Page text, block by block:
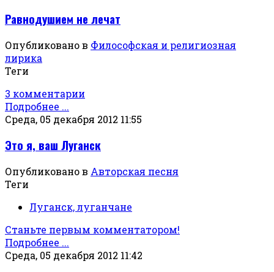
Равнодушием не лечат
Опубликовано в Философская и религиозная
лирика
Теги
3 комментарии
Подробнее ...
Среда, 05 декабря 2012 11:55
Это я, ваш Луганск
Опубликовано в Авторская песня
Теги
Луганск, луганчане
Станьте первым комментатором!
Подробнее ...
Среда, 05 декабря 2012 11:42